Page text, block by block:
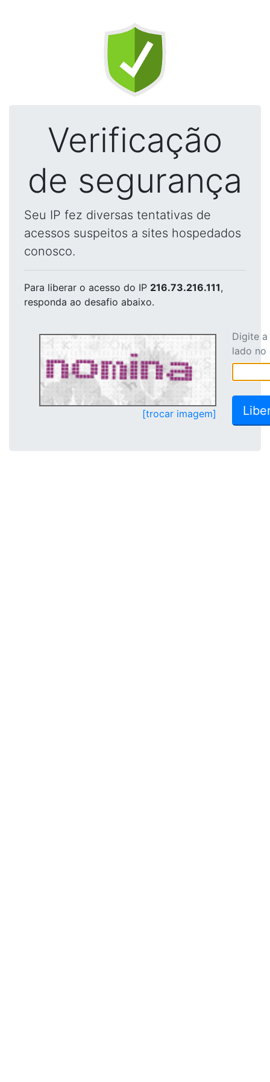
Verificação
de segurança
Seu IP fez diversas tentativas de
acessos suspeitos a sites hospedados
conosco.
Para liberar o acesso do IP 216.73.216.111,
responda ao desafio abaixo.
[trocar imagem]
Digite
lado no